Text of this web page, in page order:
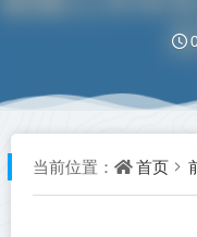
当前位置： 首页